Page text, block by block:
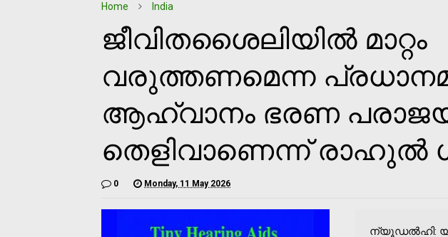
Home India
ജീവിതശൈലിയിൽ മാറ്റം
വരുത്തണമെന്ന
ആഹ്വാനം ഭരണ
തെളിവാണെന്ന് രാഹുൽ
0 Monday, 11 May 2026
ന്യൂഡൽഹി: